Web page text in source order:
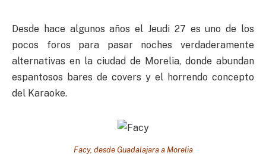
Desde hace algunos años el Jeudi 27 es uno de los
pocos foros para pasar noches verdaderamente
alternativas en la ciudad de Morelia, donde abundan
espantosos bares de covers y el horrendo concepto
del Karaoke.
Facy, desde Guadalajara a Morelia